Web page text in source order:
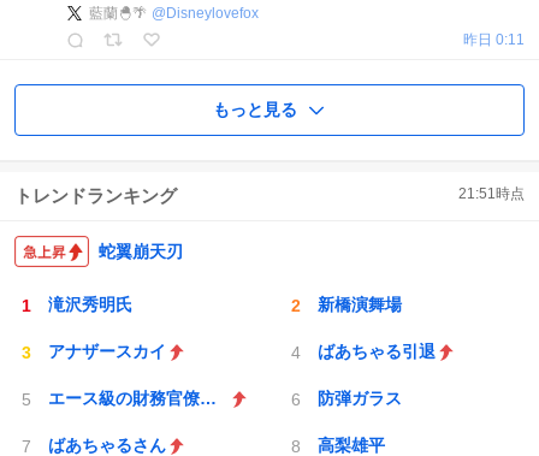
藍蘭🐣🌴 @ Disneylovefox
昨日 0:11
もっと見る
トレンドランキング 21:51時点
蛇翼崩天刃
滝沢秀明氏 新橋演舞場
アナザースカイ ばあちゃる引退
エース級の財務官僚が異例転出へ 防弾ガラス
ばあちゃるさん 高梨雄平